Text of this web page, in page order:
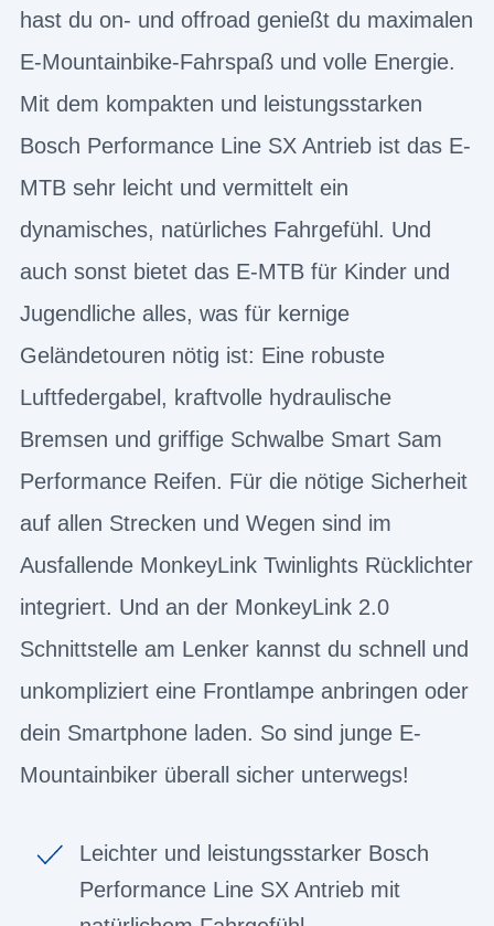
hast du on- und offroad genießt du maximalen
E-Mountainbike-Fahrspaß und volle Energie.
Mit dem kompakten und leistungsstarken
Bosch Performance Line SX Antrieb ist das E-
MTB sehr leicht und vermittelt ein
dynamisches, natürliches Fahrgefühl. Und
auch sonst bietet das E-MTB für Kinder und
Jugendliche alles, was für kernige
Geländetouren nötig ist: Eine robuste
Luftfedergabel, kraftvolle hydraulische
Bremsen und griffige Schwalbe Smart Sam
Performance Reifen. Für die nötige Sicherheit
auf allen Strecken und Wegen sind im
Ausfallende MonkeyLink Twinlights Rücklichter
integriert. Und an der MonkeyLink 2.0
Schnittstelle am Lenker kannst du schnell und
unkompliziert eine Frontlampe anbringen oder
dein Smartphone laden. So sind junge E-
Mountainbiker überall sicher unterwegs!
Leichter und leistungsstarker Bosch
Performance Line SX Antrieb mit